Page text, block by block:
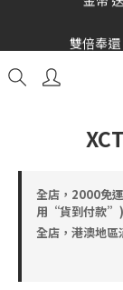
雙倍奉
全店，2000免
用“貨到付款”)
全店，港澳地